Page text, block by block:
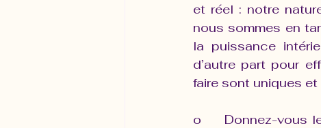
et réel : notre
nous sommes en
la puissance
d’autre part pour
faire sont uniques et
o     Donnez-vous